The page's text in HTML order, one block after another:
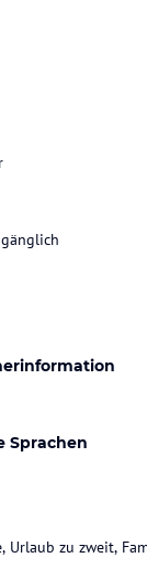
Sprachen
Urlaub zu zweit,